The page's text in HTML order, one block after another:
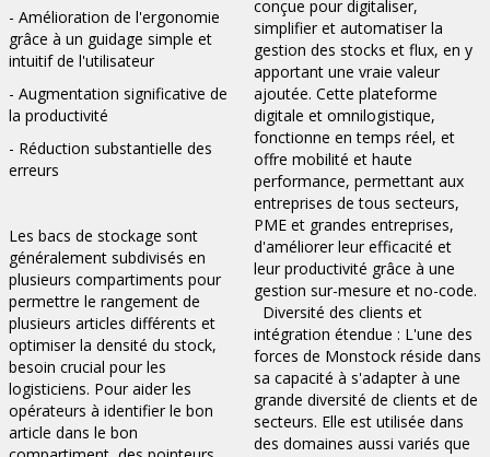
- Amélioration de l'ergonomie
grâce à un guidage simple et
intuitif de l'utilisateur
- Augmentation significative de
la productivité
- Réduction substantielle des
erreurs
Les bacs de stockage sont
généralement subdivisés en
plusieurs compartiments pour
permettre le rangement de
plusieurs articles différents et
optimiser la densité du stock,
besoin crucial pour les
logisticiens. Pour aider les
opérateurs à identifier le bon
article dans le bon
conçue pour digitaliser,
simplifier et automatiser la
gestion des stocks et flux, en y
apportant une vraie valeur
ajoutée. Cette plateforme
digitale et omnilogistique,
fonctionne en temps réel, et
offre mobilité et haute
performance, permettant aux
entreprises de tous secteurs,
PME et grandes entreprises,
d'améliorer leur efficacité et
leur productivité grâce à une
gestion sur-mesure et no-code.
Diversité des clients et
intégration étendue : L'une des
forces de Monstock réside dans
sa capacité à s'adapter à une
grande diversité de clients et de
secteurs. Elle est utilisée dans
des domaines aussi variés que